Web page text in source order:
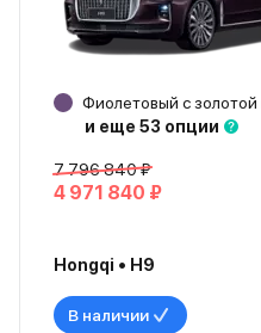
Фиолетовый с золотой
и еще 53 опции
7 796 840 ₽
4 971 840 ₽
Hongqi • H9
В наличии